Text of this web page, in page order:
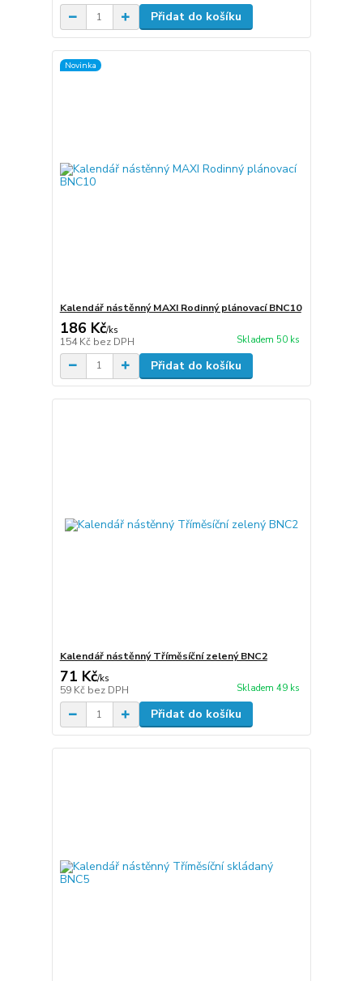
Přidat do košíku
Novinka
Kalendář nástěnný MAXI Rodinný plánovací BNC10
186 Kč/ks
154 Kč bez DPH Skladem 50 ks
Přidat do košíku
Kalendář nástěnný Tříměsíční zelený BNC2
71 Kč/ks
59 Kč bez DPH Skladem 49 ks
Přidat do košíku